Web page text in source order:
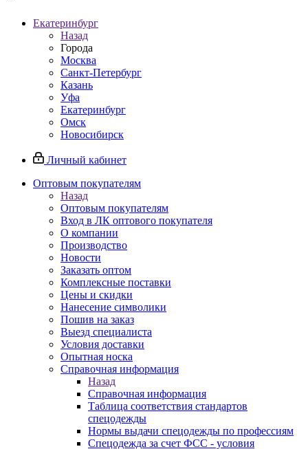
Екатеринбург
Назад
Города
Москва
Санкт-Петербург
Казань
Уфа
Екатеринбург
Омск
Новосибирск
Личный кабинет
Оптовым покупателям
Назад
Оптовым покупателям
Вход в ЛК оптового покупателя
О компании
Производство
Новости
Заказать оптом
Комплексные поставки
Цены и скидки
Нанесение символики
Пошив на заказ
Выезд специалиста
Условия доставки
Опытная носка
Справочная информация
Назад
Справочная информация
Таблица соответствия стандартов
спецодежды
Нормы выдачи спецодежды по профессиям
Спецодежда за счет ФСС - условия